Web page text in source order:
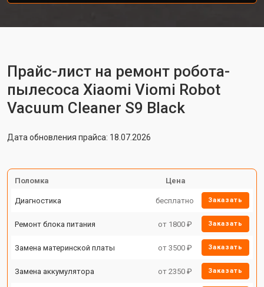
Прайс-лист на ремонт робота-
пылесоса Xiaomi Viomi Robot
Vacuum Cleaner S9 Black
Дата обновления прайса: 18.07.2026
Поломка Цена
Диагностика бесплатно Заказать
Ремонт блока питания от 1800 ₽ Заказать
Замена материнской платы от 3500 ₽ Заказать
Замена аккумулятора от 2350 ₽ Заказать